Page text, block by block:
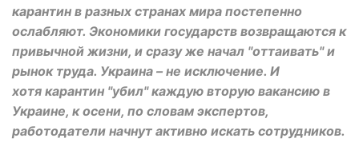
карантин в разных странах мира постепенно
ослабляют. Экономики государств возвращаются к
привычной жизни, и сразу же начал "оттаивать" и
рынок труда. Украина – не исключение. И
хотя карантин "убил" каждую вторую вакансию в
Украине, к осени, по словам экспертов,
работодатели начнут активно искать сотрудников.